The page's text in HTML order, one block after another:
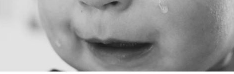
Ищем новые берега. Гендиректор
«Жилищной инициативы» Юрий
Гатилов — о том, как девелоперу
оставаться на плаву, когда рынок
Смелость архитектурных
Генеральный директор
ЗИАС — об эстетике
трендах в фасадах и
СТРОИТЕЛЬСТВО